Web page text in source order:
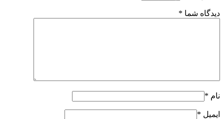
دیدگاه شما *
نام *
ایمیل *